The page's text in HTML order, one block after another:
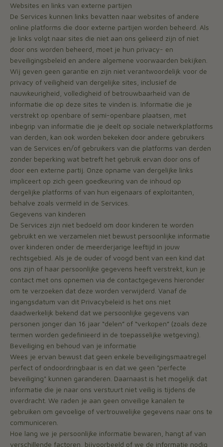
Websites en links van externe partijen
De Services kunnen links bevatten naar websites of andere
online platforms die door externe partijen worden beheerd. Als
je links volgt naar sites die niet aan ons gelieerd zijn of niet
door ons worden beheerd, moet je hun privacy- en
beveiligingsbeleid en andere algemene voorwaarden bekijken.
Wij geven geen garantie en zijn niet verantwoordelijk voor de
privacy of veiligheid van dergelijke sites, inclusief de
nauwkeurigheid, volledigheid of betrouwbaarheid van de
informatie die op deze sites te vinden is. Informatie die je
verstrekt op openbare of semi-openbare plaatsen, met
inbegrip van informatie die je deelt op sociale netwerkplatforms
van derden, kan ook worden bekeken door andere gebruikers
van de Services en/of gebruikers van die platforms van derden
zonder beperking wat betreft het gebruik ervan door ons of
door een externe partij. Onze opname van dergelijke links
impliceert op zich geen goedkeuring van de inhoud op
dergelijke platforms of van hun eigenaars of exploitanten,
behalve zoals vermeld in de Services.
Gegevens van kinderen
De Services zijn niet bedoeld om door kinderen te worden
gebruikt en we verzamelen niet bewust persoonlijke informatie
over kinderen onder de meerderjarige leeftijd in jouw
rechtsgebied. Als je de ouder of voogd bent van een kind dat
ons zijn of haar persoonlijke gegevens heeft verstrekt, kun je
contact met ons opnemen via de contactgegevens hieronder
om te verzoeken dat deze worden verwijderd. Vanaf de
ingangsdatum van dit Privacybeleid is het ons niet
daadwerkelijk bekend dat we persoonlijke gegevens van
personen jonger dan 16 jaar “delen” of “verkopen” (zoals deze
termen worden gedefinieerd in de toepasselijke wetgeving).
Beveiliging en behoud van je informatie
Wees je ervan bewust dat geen enkele beveiligingsmaatregel
perfect of ondoordringbaar is en dat we geen "perfecte
beveiliging" kunnen garanderen. Daarnaast is het mogelijk dat
informatie die je naar ons verstuurt niet veilig is tijdens de
overdracht. We raden je aan geen onveilige kanalen te
gebruiken om gevoelige of vertrouwelijke gegevens naar ons te
communiceren.
Hoe lang we je persoonlijke informatie bewaren, hangt af van
verschillende factoren, bijvoorbeeld of we de informatie nodig